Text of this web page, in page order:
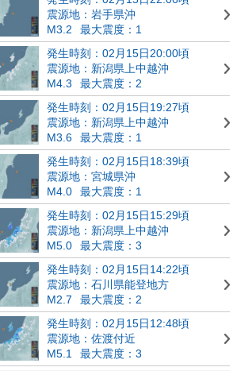
震源地：岩手県沖
M3.2
最大震度：1
発生時刻：02月15日20:00頃
震源地：新潟県上中越沖
M4.3
最大震度：2
発生時刻：02月15日19:27頃
震源地：新潟県上中越沖
M3.6
最大震度：1
発生時刻：02月15日18:39頃
震源地：宮城県沖
M4.0
最大震度：1
発生時刻：02月15日15:29頃
震源地：新潟県上中越沖
M5.0
最大震度：3
発生時刻：02月15日14:22頃
震源地：石川県能登地方
M2.7
最大震度：2
発生時刻：02月15日12:48頃
震源地：佐渡付近
M5.1
最大震度：3